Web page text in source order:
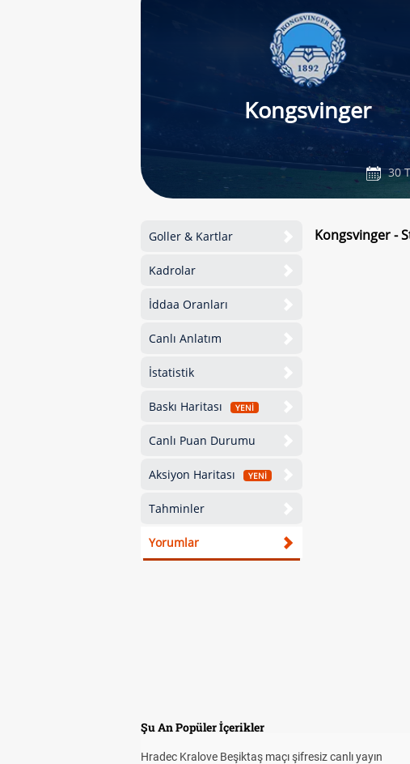
Kongsvinger
30
Goller & Kartlar
Kadrolar
İddaa Oranları
Canlı Anlatım
İstatistik
Baskı Haritası YENİ
Canlı Puan Durumu
Aksiyon Haritası YENİ
Tahminler
Yorumlar
Kongsvinger -
Şu An Popüler İçerikler
Hradec Kralove Beşiktaş maçı şifresiz canlı yayın